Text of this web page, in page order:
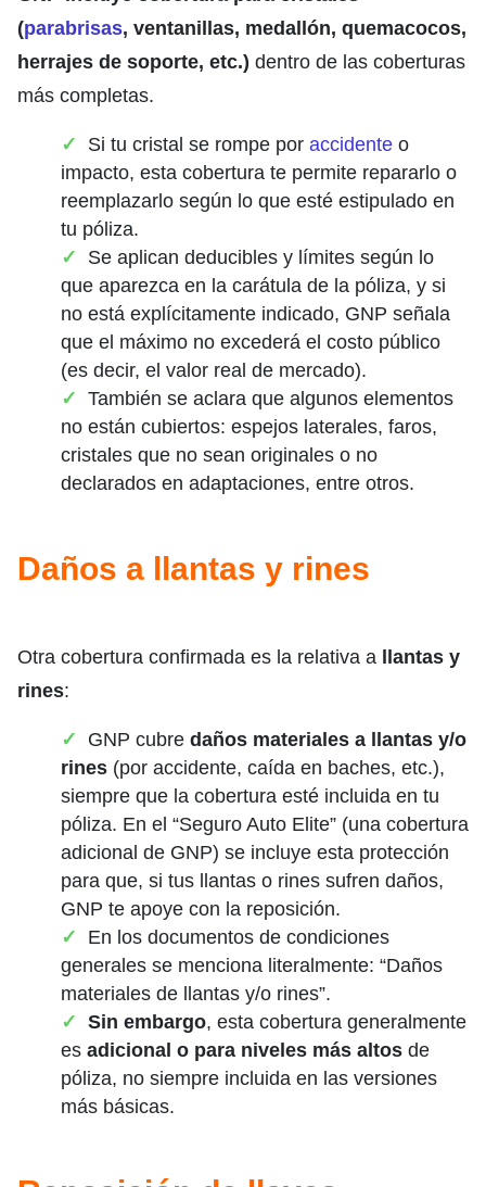
(parabrisas, ventanillas, medallón, quemacocos,
herrajes de soporte, etc.) dentro de las coberturas
más completas.
Si tu cristal se rompe por accidente o
impacto, esta cobertura te permite repararlo o
reemplazarlo según lo que esté estipulado en
tu póliza.
Se aplican deducibles y límites según lo
que aparezca en la carátula de la póliza, y si
no está explícitamente indicado, GNP señala
que el máximo no excederá el costo público
(es decir, el valor real de mercado).
También se aclara que algunos elementos
no están cubiertos: espejos laterales, faros,
cristales que no sean originales o no
declarados en adaptaciones, entre otros.
Daños a llantas y rines
Otra cobertura confirmada es la relativa a llantas y
rines:
GNP cubre daños materiales a llantas y/o
rines (por accidente, caída en baches, etc.),
siempre que la cobertura esté incluida en tu
póliza. En el “Seguro Auto Elite” (una cobertura
adicional de GNP) se incluye esta protección
para que, si tus llantas o rines sufren daños,
GNP te apoye con la reposición.
En los documentos de condiciones
generales se menciona literalmente: “Daños
materiales de llantas y/o rines”.
Sin embargo, esta cobertura generalmente
es adicional o para niveles más altos de
póliza, no siempre incluida en las versiones
más básicas.